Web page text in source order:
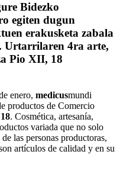
Bidezko
egiten dugun
erakusketa zabala
Urtarrilaren 4ra arte,
Pio XII, 18
enero, medicusmundi
productos de Comercio
. Cosmética, artesanía,
variada que no solo
las personas productoras,
artículos de calidad y en su